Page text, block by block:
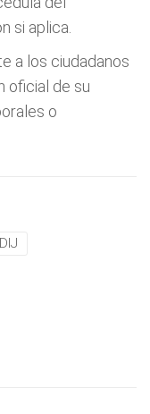
si aplica.
a los ciudadanos
oficial de su
o
DIJ